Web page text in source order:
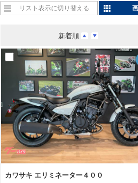
新着順
リスト表示に切り替える
カワサキ エリミネーター４００